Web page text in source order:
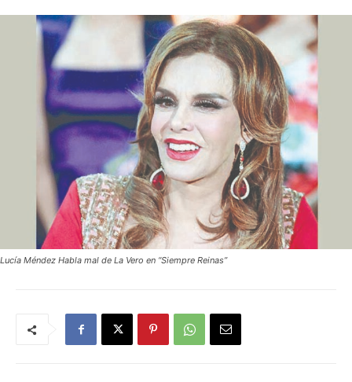
Lucía Méndez Habla mal de La Vero en “Siempre Reinas”